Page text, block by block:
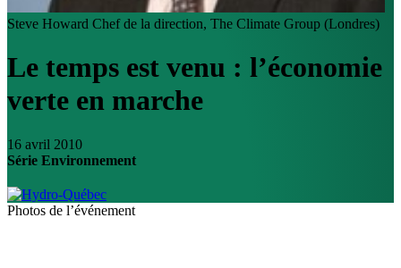
Steve Howard Chef de la direction, The Climate Group (Londres)
Le temps est venu : l’économie
verte en marche
16 avril 2010
Série Environnement
Photos de l’événement